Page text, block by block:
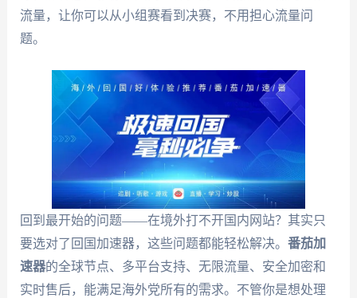
流量，让你可以从小组赛看到决赛，不用担心流量问
题。
回到最开始的问题——在境外打不开国内网站？其实只
要选对了回国加速器，这些问题都能轻松解决。 番茄加
速器的全球节点、多平台支持、无限流量、安全加密和
实时售后，能满足海外党所有的需求。不管你是想处理